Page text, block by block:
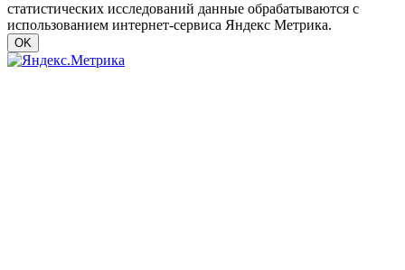
статистических исследований данные обрабатываются с
использованием интернет-сервиса Яндекс Метрика.
OK